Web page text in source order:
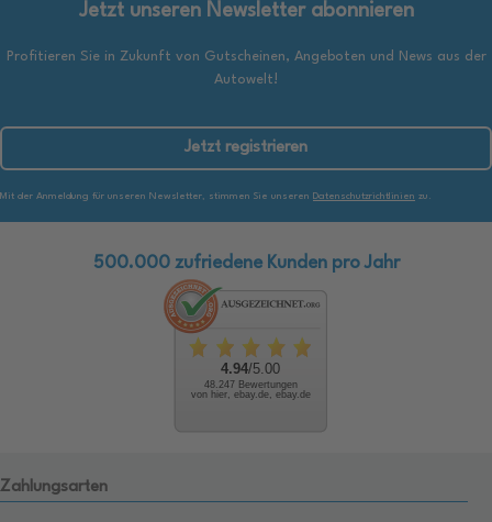
Jetzt unseren Newsletter abonnieren
Profitieren Sie in Zukunft von Gutscheinen, Angeboten und News aus der
Autowelt!
Jetzt registrieren
Mit der Anmeldung für unseren Newsletter, stimmen Sie unseren Datenschutzrichtlinien zu.
500.000 zufriedene Kunden pro Jahr
4.94/5.00
48.247 Bewertungen
von hier, ebay.de, ebay.de
Zahlungsarten